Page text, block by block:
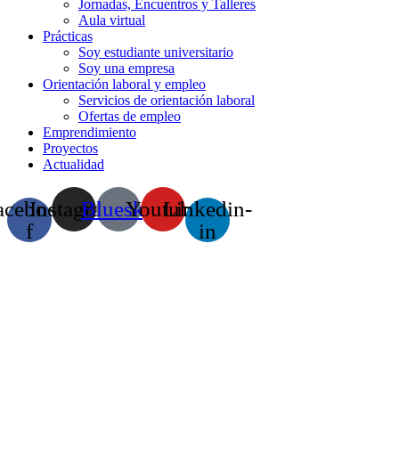
Jornadas, Encuentros y Talleres
Aula virtual
Prácticas
Soy estudiante universitario
Soy una empresa
Orientación laboral y empleo
Servicios de orientación laboral
Ofertas de empleo
Emprendimiento
Proyectos
Actualidad
f
InstagramBlueskyYoutubeLinkedin-
in